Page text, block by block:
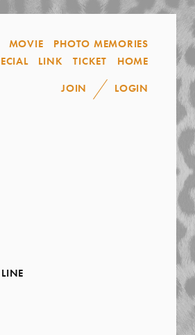
MOVIE
PHOTO MEMORIES
LINK TICKET
HOME
JOIN
LOGIN
LINE